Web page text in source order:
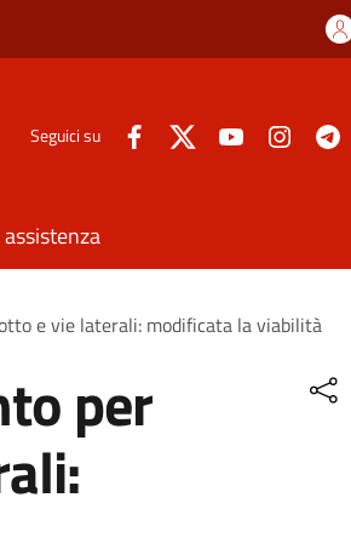
Seguici su
e vie laterali: modificata la viabilità
per